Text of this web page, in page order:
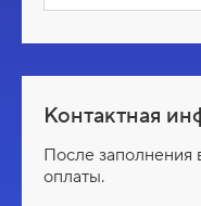
н
а
е
я
п
р
о
Контактная
После заполнения
оплаты.